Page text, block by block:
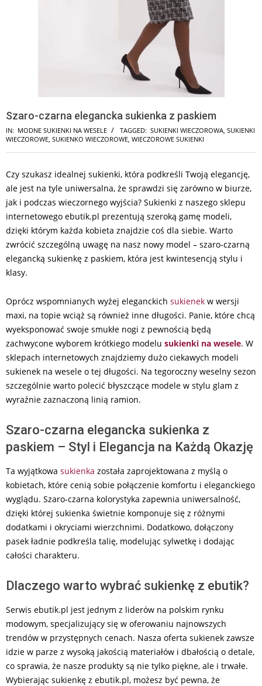
Szaro-czarna elegancka sukienka z paskiem
IN: MODNE SUKIENKI NA WESELE TAGGED: SUKIENKI WIECZOROWA SUKIENKI
WIECZOROWE SUKIENKO WIECZOROWE WIECZOROWE SUKIENKI
Czy szukasz idealnej sukienki, która podkreśli Twoją elegancję,
ale jest na tyle uniwersalna, że sprawdzi się zarówno w biurze,
jak i podczas wieczornego wyjścia? Sukienki z naszego sklepu
internetowego ebutik.pl prezentują szeroką gamę modeli,
dzięki którym każda kobieta znajdzie coś dla siebie. Warto
zwrócić szczególną uwagę na nasz nowy model – szaro-czarną
elegancką sukienkę z paskiem, która jest kwintesencją stylu i
klasy.
Oprócz wspomnianych wyżej eleganckich sukienek w wersji
maxi, na topie wciąż są również inne długości. Panie, które chcą
wyeksponować swoje smukłe nogi z pewnością będą
zachwycone wyborem krótkiego modelu sukienki na wesele. W
sklepach internetowych znajdziemy dużo ciekawych modeli
sukienek na wesele o tej długości. Na tegoroczny weselny sezon
szczególnie warto polecić błyszczące modele w stylu glam z
wyraźnie zaznaczoną linią ramion.
Szaro-czarna elegancka sukienka z
paskiem – Styl i Elegancja na Każdą Okazję
Ta wyjątkowa sukienka została zaprojektowana z myślą o
kobietach, które cenią sobie połączenie komfortu i eleganckiego
wyglądu. Szaro-czarna kolorystyka zapewnia uniwersalność,
dzięki której sukienka świetnie komponuje się z różnymi
dodatkami i okryciami wierzchnimi. Dodatkowo, dołączony
pasek ładnie podkreśla talię, modelując sylwetkę i dodając
całości charakteru.
Dlaczego warto wybrać sukienkę z ebutik?
Serwis ebutik.pl jest jednym z liderów na polskim rynku
modowym, specjalizujący się w oferowaniu najnowszych
trendów w przystępnych cenach. Nasza oferta sukienek zawsze
idzie w parze z wysoką jakością materiałów i dbałością o detale,
co sprawia, że nasze produkty są nie tylko piękne, ale i trwałe.
Wybierając sukienkę z ebutik.pl, możesz być pewna, że